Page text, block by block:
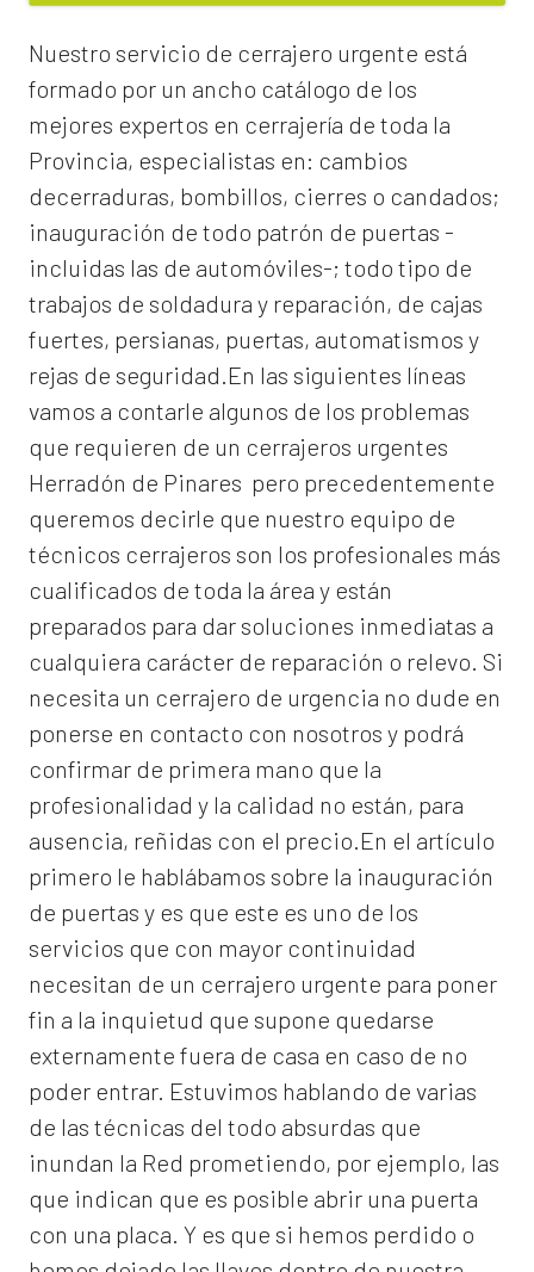
Nuestro servicio de cerrajero urgente está
formado por un ancho catálogo de los
mejores expertos en cerrajería de toda la
Provincia, especialistas en: cambios
decerraduras, bombillos, cierres o candados;
inauguración de todo patrón de puertas -
incluidas las de automóviles-; todo tipo de
trabajos de soldadura y reparación, de cajas
fuertes, persianas, puertas, automatismos y
rejas de seguridad.En las siguientes líneas
vamos a contarle algunos de los problemas
que requieren de un cerrajeros urgentes
Herradón de Pinares pero precedentemente
queremos decirle que nuestro equipo de
técnicos cerrajeros son los profesionales más
cualificados de toda la área y están
preparados para dar soluciones inmediatas a
cualquiera carácter de reparación o relevo. Si
necesita un cerrajero de urgencia no dude en
ponerse en contacto con nosotros y podrá
confirmar de primera mano que la
profesionalidad y la calidad no están, para
ausencia, reñidas con el precio.En el artículo
primero le hablábamos sobre la inauguración
de puertas y es que este es uno de los
servicios que con mayor continuidad
necesitan de un cerrajero urgente para poner
fin a la inquietud que supone quedarse
externamente fuera de casa en caso de no
poder entrar. Estuvimos hablando de varias
de las técnicas del todo absurdas que
inundan la Red prometiendo, por ejemplo, las
que indican que es posible abrir una puerta
con una placa. Y es que si hemos perdido o